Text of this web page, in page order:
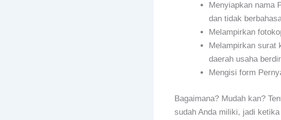
Menyiapkan nama
dan tidak
Melampirkan
Melampirkan surat
daerah usaha
Mengisi form
Bagaimana? Mudah kan?
sudah Anda miliki, jadi